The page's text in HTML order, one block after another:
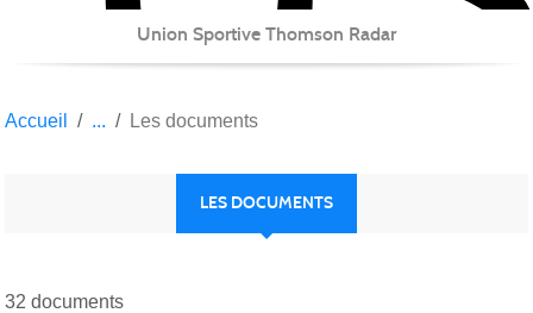
Union Sportive Thomson Radar
Accueil Les documents
LES DOCUMENTS
32 documents